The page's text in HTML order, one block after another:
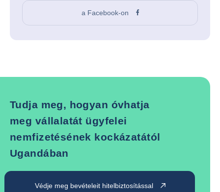
a Facebook-on
Tudja meg, hogyan óvhatja
meg vállalatát ügyfelei
nemfizetésének kockázatától
Ugandában
Védje meg bevételeit hitelbiztosítással